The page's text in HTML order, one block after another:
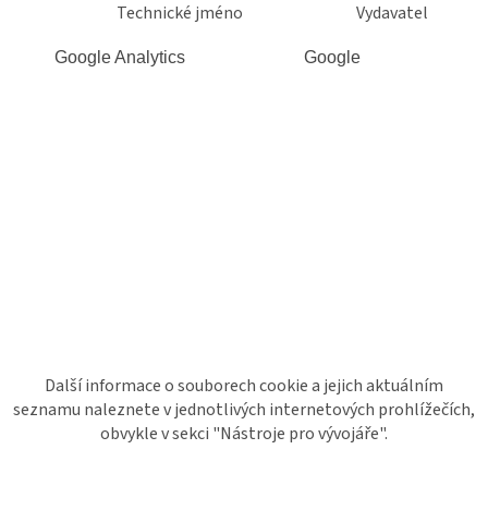
Technické jméno Vydavatel
Google Analytics Google
Další informace o souborech cookie a jejich aktuálním
seznamu naleznete v jednotlivých internetových prohlížečích,
obvykle v sekci "Nástroje pro vývojáře".